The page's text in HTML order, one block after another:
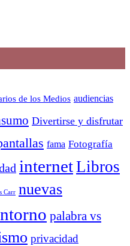
de los Medios audiencias
Divertirse y disfrutar
fama Fotografía
internetLibros
Carr nuevas
palabra vs
privacidad